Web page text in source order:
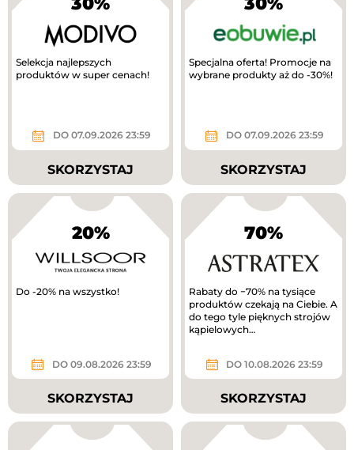
Selekcja najlepszych
produktów w super cenach!
DO 07.09.2026 23:59
SKORZYSTAJ
Specjalna oferta! Promocje na
wybrane produkty aż do -30%!
DO 07.09.2026 23:59
SKORZYSTAJ
20%
Do -20% na wszystko!
DO 09.08.2026 23:59
SKORZYSTAJ
70%
Rabaty do −70% na tysiące
produktów czekają na Ciebie. A
do tego tyle pięknych strojów
kąpielowych…
DO 10.08.2026 23:59
SKORZYSTAJ